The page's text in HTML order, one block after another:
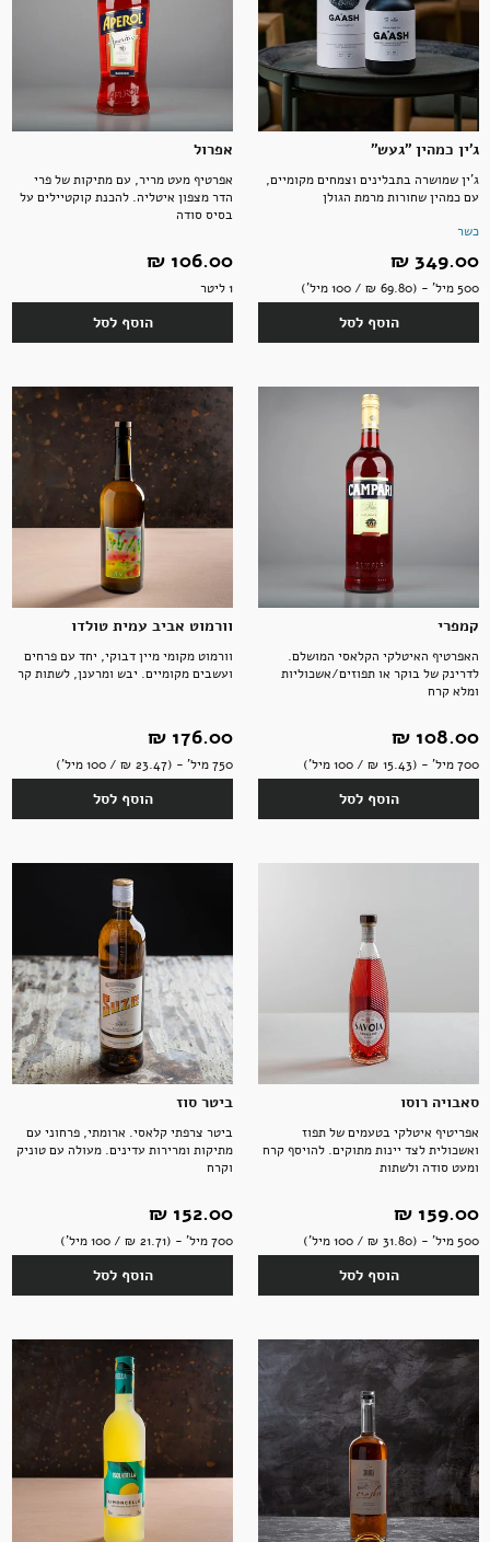
ג'ין כמהין "געש"
ג'ין שמושרה בתבלינים וצמחים מקומיים,
עם כמהין שחורות מרמת הגולן
כשר
349.00 ‏₪
500 מיל' - (69.80 ‏₪ / 100 מיל')
הוסף לסל
אפרול
אפרטיף מעט מריר, עם מתיקות של פרי
הדר מצפון איטליה. להכנת קוקטיילים על
בסיס סודה
106.00 ‏₪
1 ליטר
הוסף לסל
קמפרי
האפרטיף האיטלקי הקלאסי המושלם.
לדרינק של בוקר או תפוזים/אשכוליות
ומלא קרח
108.00 ‏₪
700 מיל' - (15.43 ‏₪ / 100 מיל')
הוסף לסל
וורמוט אביב עמית טולדו
וורמוט מקומי מיין דבוקי, יחד עם פרחים
ועשבים מקומיים. יבש ומרענן, לשתות קר
176.00 ‏₪
750 מיל' - (23.47 ‏₪ / 100 מיל')
הוסף לסל
סאבויה רוסו
אפריטיף איטלקי בטעמים של תפוז
ואשכולית לצד יינות מתוקים. להויסף קרח
ומעט סודה ולשתות
159.00 ‏₪
500 מיל' - (31.80 ‏₪ / 100 מיל')
הוסף לסל
ביטר סוז
ביטר צרפתי קלאסי. ארומתי, פרחוני עם
מתיקות ומרירות עדינים. מעולה עם טוניק
וקרח
152.00 ‏₪
700 מיל' - (21.71 ‏₪ / 100 מיל')
הוסף לסל
משקאות לשולחן החג
מתנות לראש השנה
ארוחות שלמות
מגשי אירוח מתוקים
להשלמת האירוח
תבלינים
ממרחים מתוקים, שוקולד וממתקים
קפה ותה
אלכוהול ותזקיקים
חדר רחצה
טקסטיל
סלים ותיקים
ילדים
אקססוריז